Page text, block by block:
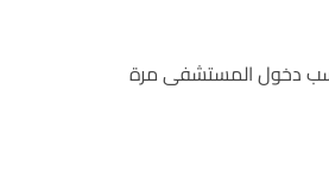
نسب دخول المستشفى مرة